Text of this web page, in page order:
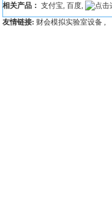
相关产品： 支付宝, 百度,
友情链接: 财会模拟实验室设备 ,